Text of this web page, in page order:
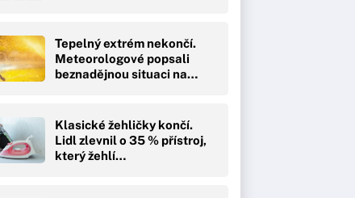
Tepelný extrém nekončí.
Meteorologové popsali
beznadějnou situaci na…
Klasické žehličky končí.
Lidl zlevnil o 35 % přístroj,
který žehlí…